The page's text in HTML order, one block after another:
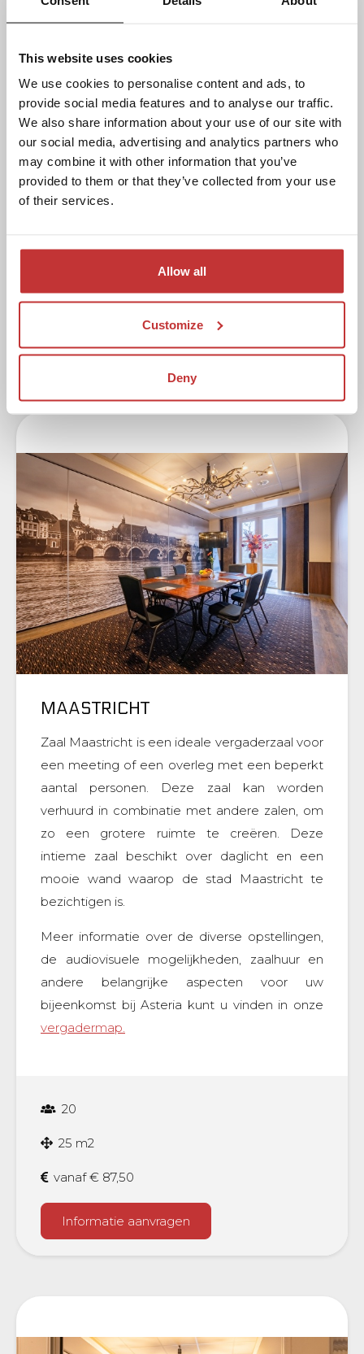
This website uses cookies
We use cookies to personalise content and ads, to
provide social media features and to analyse our traffic.
We also share information about your use of our site with
our social media, advertising and analytics partners who
may combine it with other information that you’ve
provided to them or that they’ve collected from your use
of their services.
Allow all
Customize
Deny
andere belangrijke aspecten voor uw
bijeenkomst bij Asteria kunt u vinden in
onzevergadermap.
vanaf € 155,00
MAASTRICHT
Zaal Maastricht is een ideale vergaderzaal voor
een meeting of een overleg met een beperkt
aantal personen. Deze zaal kan worden
verhuurd in combinatie met andere zalen, om
zo een grotere ruimte te creëren. Deze
intieme zaal beschikt over daglicht en een
mooie wand waarop de stad Maastricht te
bezichtigen is.
Meer informatie over de diverse opstellingen,
de audiovisuele mogelijkheden, zaalhuur en
andere belangrijke aspecten voor uw
bijeenkomst bij Asteria kunt u vinden in onze
vergadermap.
20
25 m2
vanaf € 87,50
Informatie aanvragen